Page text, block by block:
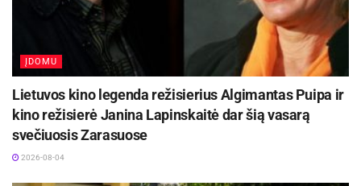
ĮDOMU
Lietuvos kino legenda režisierius Algimantas Puipa ir
kino režisierė Janina Lapinskaitė dar šią vasarą
svečiuosis Zarasuose
2026-08-04